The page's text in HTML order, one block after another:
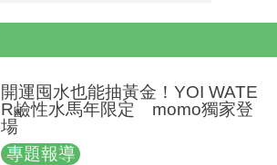
開運囤水也能抽黃金！YOI WATE
R鹼性水馬年限定 momo獨家登
場
專題報導